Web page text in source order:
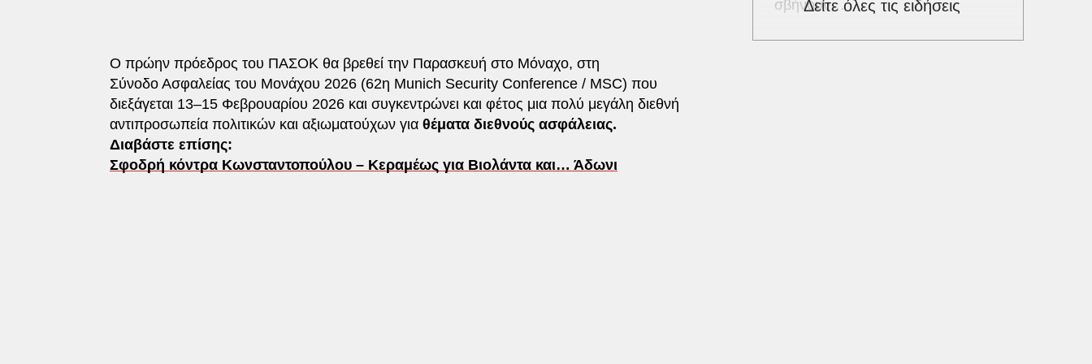
Ο πρώην πρόεδρος του ΠΑΣΟΚ θα βρεθεί την Παρασκευή στο Μόναχο, στη
Σύνοδο Ασφαλείας του Μονάχου 2026 (62η Munich Security Conference / MSC) που
διεξάγεται 13–15 Φεβρουαρίου 2026 και συγκεντρώνει και φέτος μια πολύ μεγάλη διεθνή
αντιπροσωπεία πολιτικών και αξιωματούχων για θέματα διεθνούς ασφάλειας.
Διαβάστε επίσης:
Σφοδρή κόντρα Κωνσταντοπούλου – Κεραμέως για Βιολάντα και… Άδωνι
σβήνουν…
Δείτε όλες τις ειδήσεις